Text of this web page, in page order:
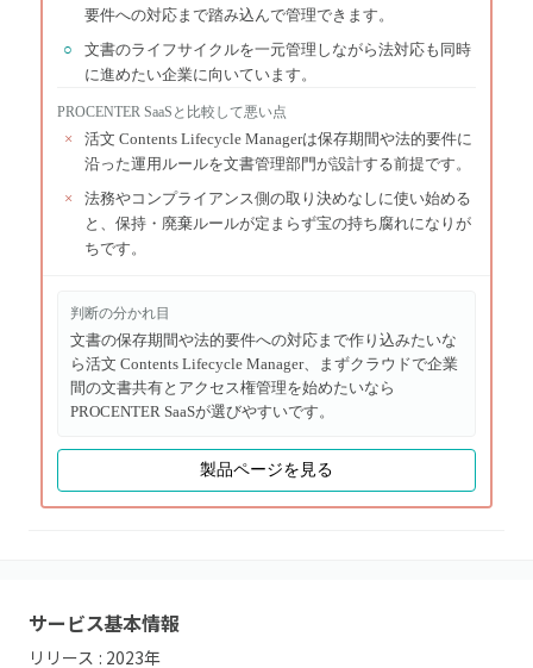
要件への対応まで踏み込んで管理できます。
○
文書のライフサイクルを一元管理しながら法対応も同時
に進めたい企業に向いています。
PROCENTER SaaS と比較して悪い点
×
活文 Contents Lifecycle Managerは保存期間や法的要件に
沿った運用ルールを文書管理部門が設計する前提です。
×
法務やコンプライアンス側の取り決めなしに使い始める
と、保持・廃棄ルールが定まらず宝の持ち腐れになりが
ちです。
判断の分かれ目
文書の保存期間や法的要件への対応まで作り込みたいな
ら活文 Contents Lifecycle Manager、まずクラウドで企業
間の文書共有とアクセス権管理を始めたいなら
PROCENTER SaaSが選びやすいです。
製品ページを見る
サービス基本情報
リリース : 2023年